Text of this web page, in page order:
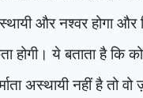
और नश्वर होगा और
होगी। ये बताता है कि
अस्थायी नहीं है तो वो